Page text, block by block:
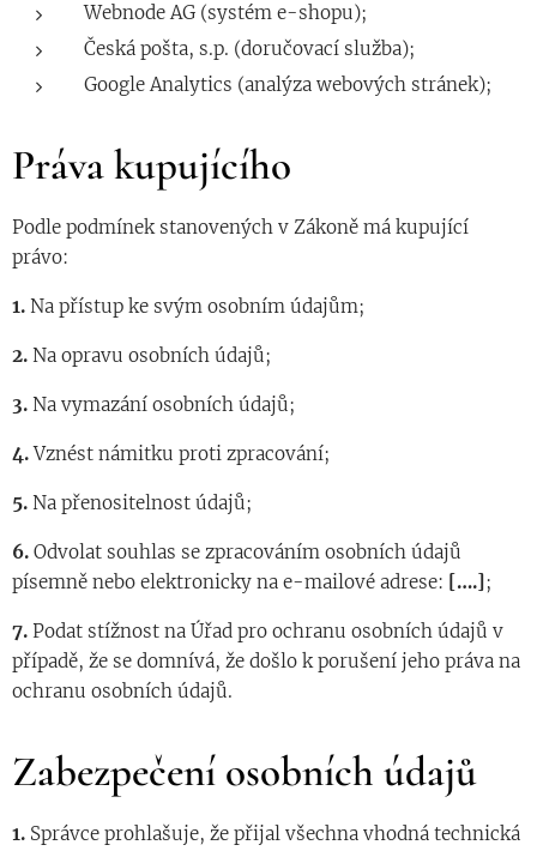
Webnode AG (systém e-shopu);
Česká pošta, s.p. (doručovací služba);
Google Analytics (analýza webových stránek);
Práva kupujícího
Podle podmínek stanovených v Zákoně má kupující
právo:
1. Na přístup ke svým osobním údajům;
2. Na opravu osobních údajů;
3. Na vymazání osobních údajů;
4.Vznést námitku proti zpracování;
5. Na přenositelnost údajů;
6. Odvolat souhlas se zpracováním osobních údajů
písemně nebo elektronicky na e-mailové adrese: [….];
7. Podat stížnost na Úřad pro ochranu osobních údajů v
případě, že se domnívá, že došlo k porušení jeho práva na
ochranu osobních údajů.
Zabezpečení osobních údajů
1. Správce prohlašuje, že přijal všechna vhodná technická